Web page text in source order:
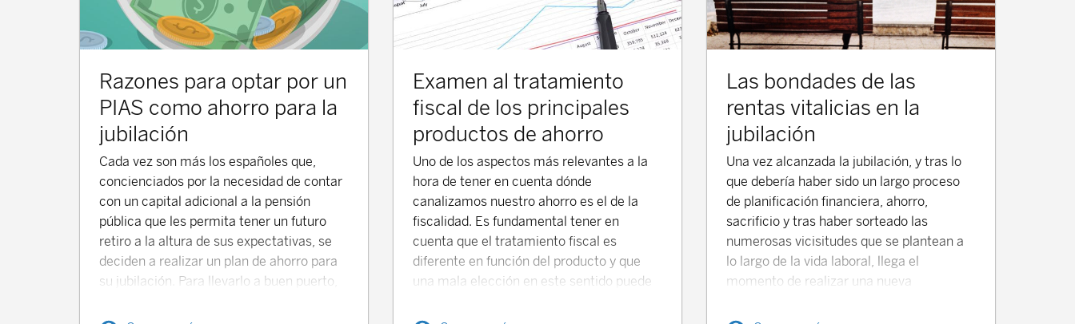
Razones para optar por un
PIAS como ahorro para la
jubilación
Cada vez son más los españoles que,
concienciados por la necesidad de contar
con un capital adicional a la pensión
pública que les permita tener un futuro
retiro a la altura de sus expectativas, se
deciden a realizar un plan de ahorro para
su jubilación. Para llevarlo a buen puerto,
antelación y constancia.Con la antelación,
Examen al tratamiento
fiscal de los principales
productos de ahorro
Uno de los aspectos más relevantes a la
hora de tener en cuenta dónde
canalizamos nuestro ahorro es el de la
fiscalidad. Es fundamental tener en
cuenta que el tratamiento fiscal es
diferente en función del producto y que
una mala elección en este sentido puede
final de nuestra inversión.De hecho, es
Las bondades de las
rentas vitalicias en la
jubilación
Una vez alcanzada la jubilación, y tras lo
que debería haber sido un largo proceso
de planificación financiera, ahorro,
sacrificio y tras haber sorteado las
numerosas vicisitudes que se plantean a
lo largo de la vida laboral, llega el
momento de realizar una nueva
recuperar el ahorro para la jubilación que